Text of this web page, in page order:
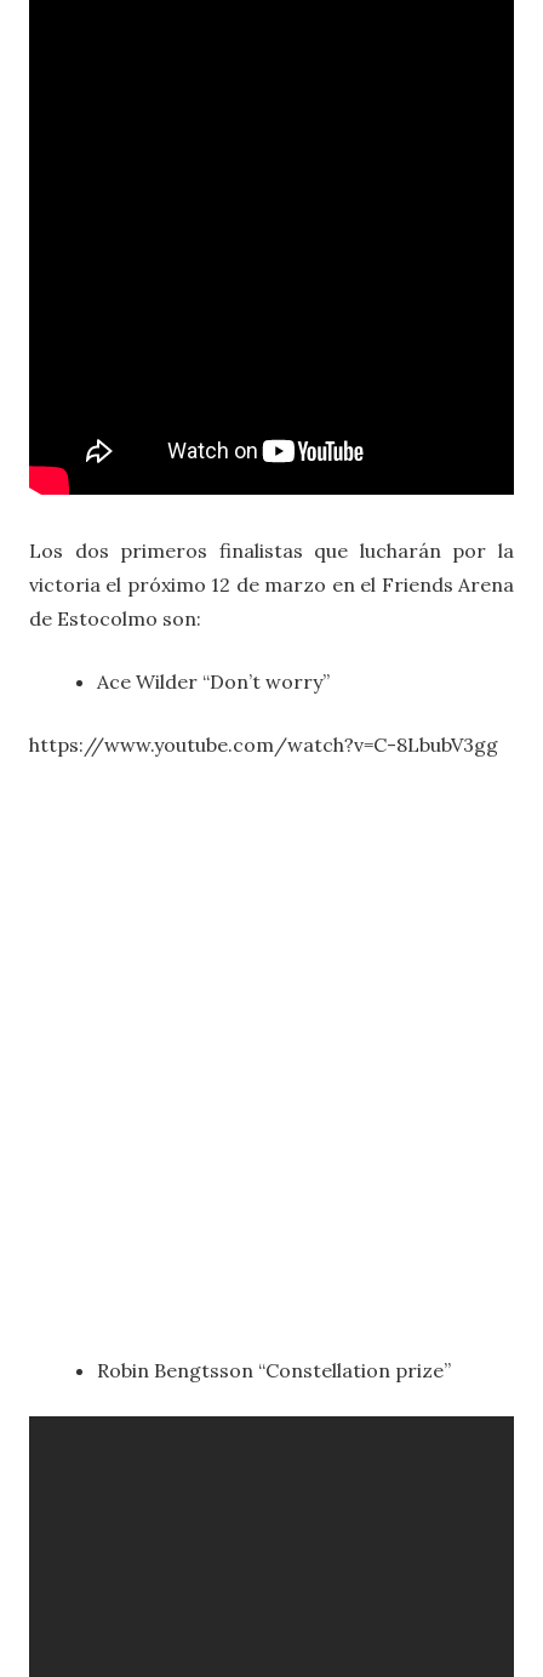
Los dos primeros finalistas que lucharán por la
victoria el próximo 12 de marzo en el Friends Arena
de Estocolmo son:
Ace Wilder “Don’t worry”
https://www.youtube.com/watch?v=C-8LbubV3gg
Robin Bengtsson “Constellation prize”